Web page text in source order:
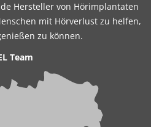
Hersteller von Hörimplantaten
mit Hörverlust zu helfen,
zu können.
Team